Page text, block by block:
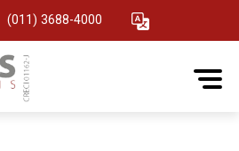
(011) 3688-4000